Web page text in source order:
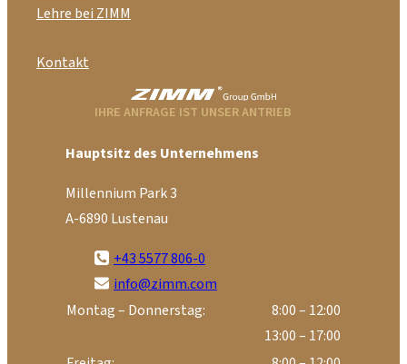
Lehre bei ZIMM
Kontakt
IHRE ANFRAGE IST UNSER ANTRIEB
Hauptsitz des Unternehmens
Millennium Park 3
A-6890 Lustenau
+43 5577 806-0
info@zimm.com
Montag – Donnerstag:
8:00 – 12:00
13:00 – 17:00